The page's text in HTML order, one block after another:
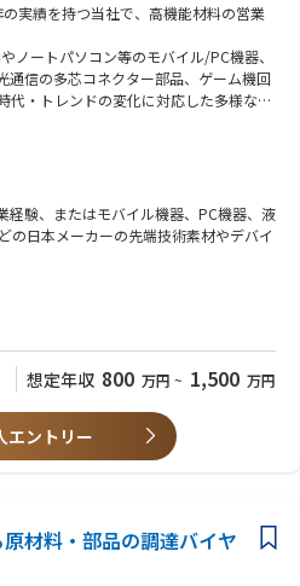
ら、事業戦略の立案・整合・推進する
は、中国の生産会社に赴任し、拠点の
仕事にチャレンジしています。日々や
リアを開拓しております。
イト)
実績を持つ当社で、高機能材料の営業
ノートパソコン等のモバイル/PC機器、
通信の多芯コネクター部品、ゲーム機回
代・トレンドの変化に対応した多様な商
は中国深圳、台湾の子会社での駐在
リアアップも目指せます。
経験、またはモバイル機器、PC機器、液
の日本メーカーの先端技術素材やデバイ
験
企画、提案、実践経験
想定年収 800 万円 ~ 1,500 万円
エントリー
材料・部品の調達バイヤ